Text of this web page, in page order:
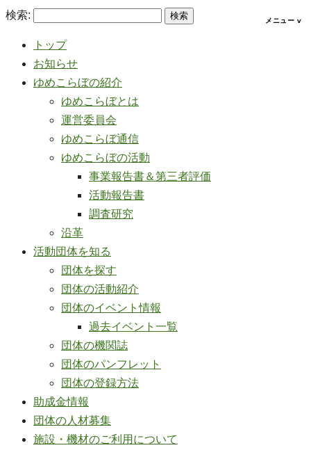
検索:
トップ
お知らせ
ゆめこらぼの紹介
ゆめこらぼとは
運営委員会
ゆめこらぼ通信
ゆめこらぼの活動
事業報告書＆第三者評価
活動報告書
調査研究
沿革
活動団体を知る
団体を探す
団体の活動紹介
団体のイベント情報
過去イベント一覧
団体の機関誌
団体のパンフレット
団体の登録方法
助成金情報
団体の人材募集
施設・機材のご利用について